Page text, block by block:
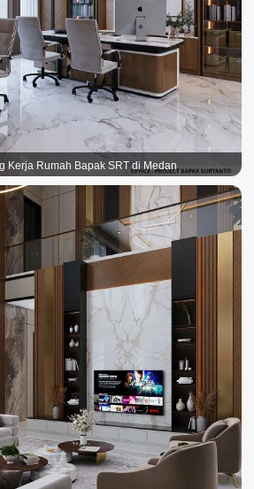
Kerja Rumah Bapak SRT di Medan